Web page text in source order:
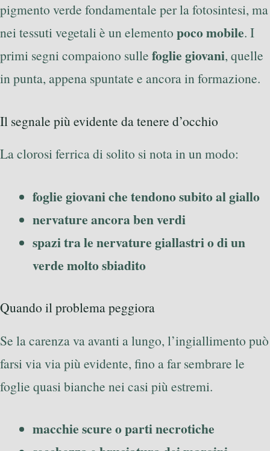
pigmento verde fondamentale per la fotosintesi, ma
nei tessuti vegetali è un elemento poco mobile. I
primi segni compaiono sulle foglie giovani, quelle
in punta, appena spuntate e ancora in formazione.
Il segnale più evidente da tenere d’occhio
La clorosi ferrica di solito si nota in un modo:
foglie giovani che tendono subito al giallo
nervature ancora ben verdi
spazi tra le nervature giallastri o di un
verde molto sbiadito
Quando il problema peggiora
Se la carenza va avanti a lungo, l’ingiallimento può
farsi via via più evidente, fino a far sembrare le
foglie quasi bianche nei casi più estremi.
macchie scure o parti necrotiche